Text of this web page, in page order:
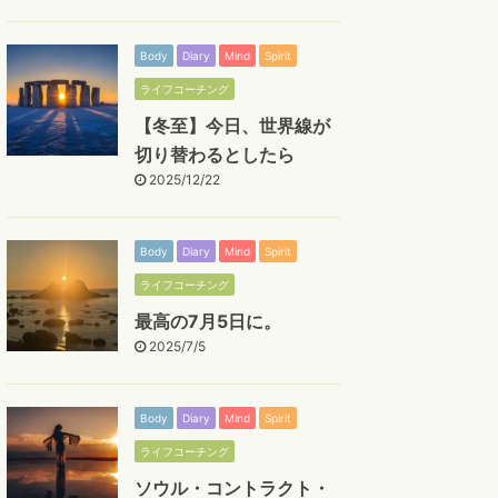
Body Diary Mind Spirit
ライフコーチング
【冬至】今日、世界線が
切り替わるとしたら
2025/12/22
Body Diary Mind Spirit
ライフコーチング
最高の7月5日に。
2025/7/5
Body Diary Mind Spirit
ライフコーチング
ソウル・コントラクト・